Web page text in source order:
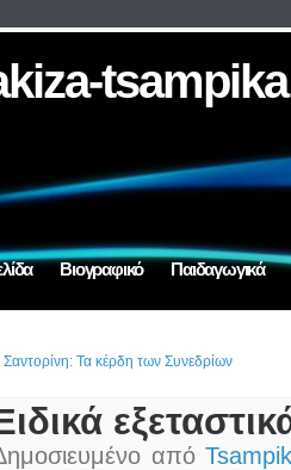
tsampika
Βιογραφικό Παιδαγωγικά
Σαντορίνη: Τα κέρδη των Συνεδρίων
από